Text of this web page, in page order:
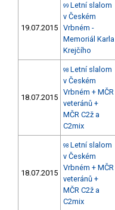
19.07.2015
99 Letní slalom
v Českém
Vrbném -
Memoriál Karla
Krejčího
18.07.2015
98 Letní slalom
v Českém
Vrbném + MČR
veteránů +
MČR C2ž a
C2mix
18.07.2015
98 Letní slalom
v Českém
Vrbném + MČR
veteránů +
MČR C2ž a
C2mix